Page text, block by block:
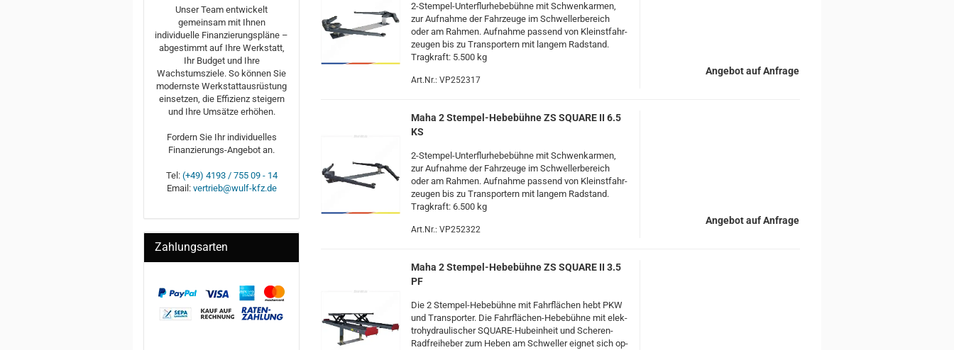
2-​Stempel-Unterflurhebebühne mit Schwenk­ar­men,
zur Auf­nah­me der Fahr­zeu­ge im Schwel­ler­be­reich
oder am Rah­men. Auf­nah­me pas­send von Kleinst­fahr­
zeu­gen bis zu Trans­por­tern mit lan­gem Rad­stand.
Trag­kraft: 5.500 kg
Art.Nr.: VP252317
Angebot auf Anfrage
Maha 2 Stempel-​​​​He­be­büh­ne ZS SQUA­RE II 6.5
KS
2-​Stempel-Unterflurhebebühne mit Schwenk­ar­men,
zur Auf­nah­me der Fahr­zeu­ge im Schwel­ler­be­reich
oder am Rah­men. Auf­nah­me pas­send von Kleinst­fahr­
zeu­gen bis zu Trans­por­tern mit lan­gem Rad­stand.
Trag­kraft: 6.500 kg
Art.Nr.: VP252322
Angebot auf Anfrage
Maha 2 Stempel-​​​​He­be­büh­ne ZS SQUA­RE II 3.5
PF
Die 2 Stempel-​Hebebühne mit Fahr­flä­chen hebt PKW
und Trans­por­ter. Die Fahrflächen-​Hebebühne mit elek­
tro­hy­drau­li­scher SQUARE-​Hubeinheit und Scheren-​
Radfreiheber zum Heben am Schwel­ler eig­net sich op­
Unser Team entwickelt
gemeinsam mit Ihnen
individuelle Finanzierungspläne –
abgestimmt auf Ihre Werkstatt,
Ihr Budget und Ihre
Wachstumsziele. So können Sie
modernste Werkstattausrüstung
einsetzen, die Effizienz steigern
und Ihre Umsätze erhöhen.
Fordern Sie Ihr individuelles
Finanzierungs-Angebot an.
Tel: (+49) 4193 / 755 09 - 14
Email: vertrieb@wulf-kfz.de
Zahlungsarten